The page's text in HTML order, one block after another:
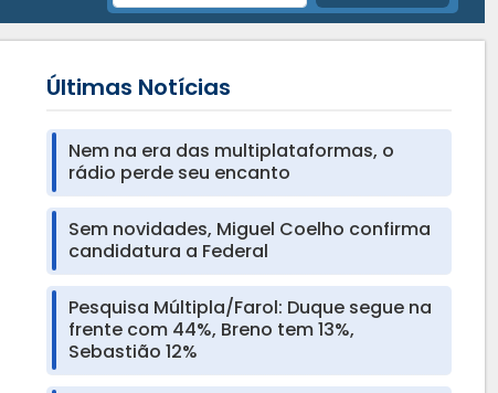
Últimas Notícias
Nem na era das multiplataformas, o
rádio perde seu encanto
Sem novidades, Miguel Coelho confirma
candidatura a Federal
Pesquisa Múltipla/Farol: Duque segue na
frente com 44%, Breno tem 13%,
Sebastião 12%